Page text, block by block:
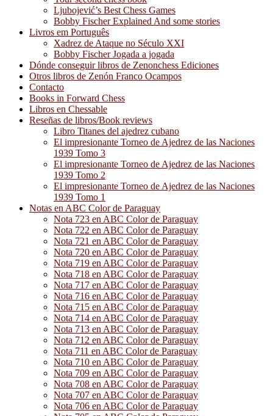
Ljubojević’s Best Chess Games
Bobby Fischer Explained And some stories
Livros em Português
Xadrez de Ataque no Século XXI
Bobby Fischer Jogada a jogada
Dónde conseguir libros de Zenonchess Ediciones
Otros libros de Zenón Franco Ocampos
Contacto
Books in Forward Chess
Libros en Chessable
Reseñas de libros/Book reviews
Libro Titanes del ajedrez cubano
El impresionante Torneo de Ajedrez de las Naciones
1939 Tomo 3
El impresionante Torneo de Ajedrez de las Naciones
1939 Tomo 2
El impresionante Torneo de Ajedrez de las Naciones
1939 Tomo 1
Notas en ABC Color de Paraguay
Nota 723 en ABC Color de Paraguay
Nota 722 en ABC Color de Paraguay
Nota 721 en ABC Color de Paraguay
Nota 720 en ABC Color de Paraguay
Nota 719 en ABC Color de Paraguay
Nota 718 en ABC Color de Paraguay
Nota 717 en ABC Color de Paraguay
Nota 716 en ABC Color de Paraguay
Nota 715 en ABC Color de Paraguay
Nota 714 en ABC Color de Paraguay
Nota 713 en ABC Color de Paraguay
Nota 712 en ABC Color de Paraguay
Nota 711 en ABC Color de Paraguay
Nota 710 en ABC Color de Paraguay
Nota 709 en ABC Color de Paraguay
Nota 708 en ABC Color de Paraguay
Nota 707 en ABC Color de Paraguay
Nota 706 en ABC Color de Paraguay